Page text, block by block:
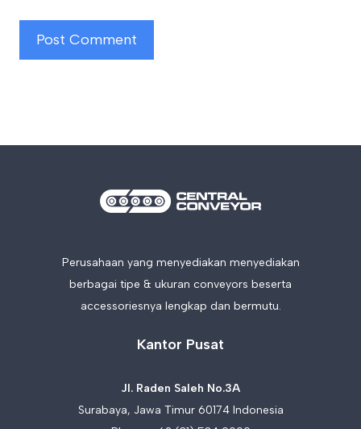
Perusahaan yang menyediakan menyediakan
berbagai tipe & ukuran conveyors beserta
accessoriesnya lengkap dan bermutu.
Kantor Pusat
Jl. Raden Saleh No.3A
Surabaya, Jawa Timur 60174 Indonesia